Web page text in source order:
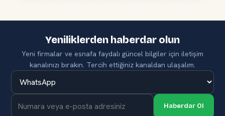
Yeniliklerden haberdar olun
Yeni firmalar ve esnafa faydalı güncel bilgiler için iletişim
kanalınızı bırakın. Tercih ettiğiniz kanaldan ulaşalım.
Haberdar Ol